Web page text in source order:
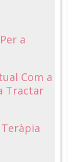
a
Com a
Tractar